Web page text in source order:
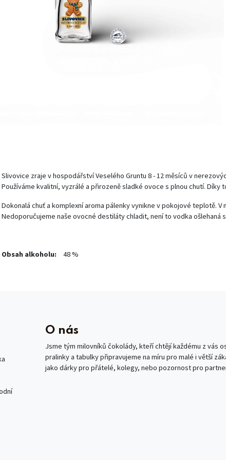
Slivovice zraje v hospodářství Veselého Gruntu 8 - 12 měsíců v
Používáme kvalitní, vyzrálé a přirozeně sladké ovoce s plnou chutí.
Dokonalá chuť a komplexní aroma pálenky vynikne v pokojové teplotě.
Nedoporučujeme naše ovocné destiláty chladit, není to vodka ošlehaná
Obsah alkoholu: 48 %
O nás
Jsme tým milovníků čokolády, kteří chtějí každému z vás
pralinky a tabulky připravujeme na míru pro malé i větší
jako dárky pro přátelé, kolegy, nebo pozornost pro